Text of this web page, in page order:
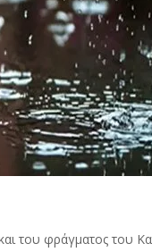
του φράγματος του